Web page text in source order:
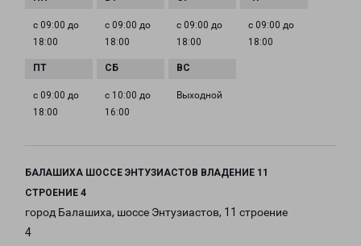
с 09:00 до
18:00
с 09:00 до
18:00
с 09:00 до
18:00
с 09:00 до
18:00
с 09:00 до
18:00
с 10:00 до
16:00
Выходной
БАЛАШИХА ШОССЕ ЭНТУЗИАСТОВ ВЛАДЕНИЕ 11
СТРОЕНИЕ 4
город Балашиха, шоссе Энтузиастов, 11 строение
4